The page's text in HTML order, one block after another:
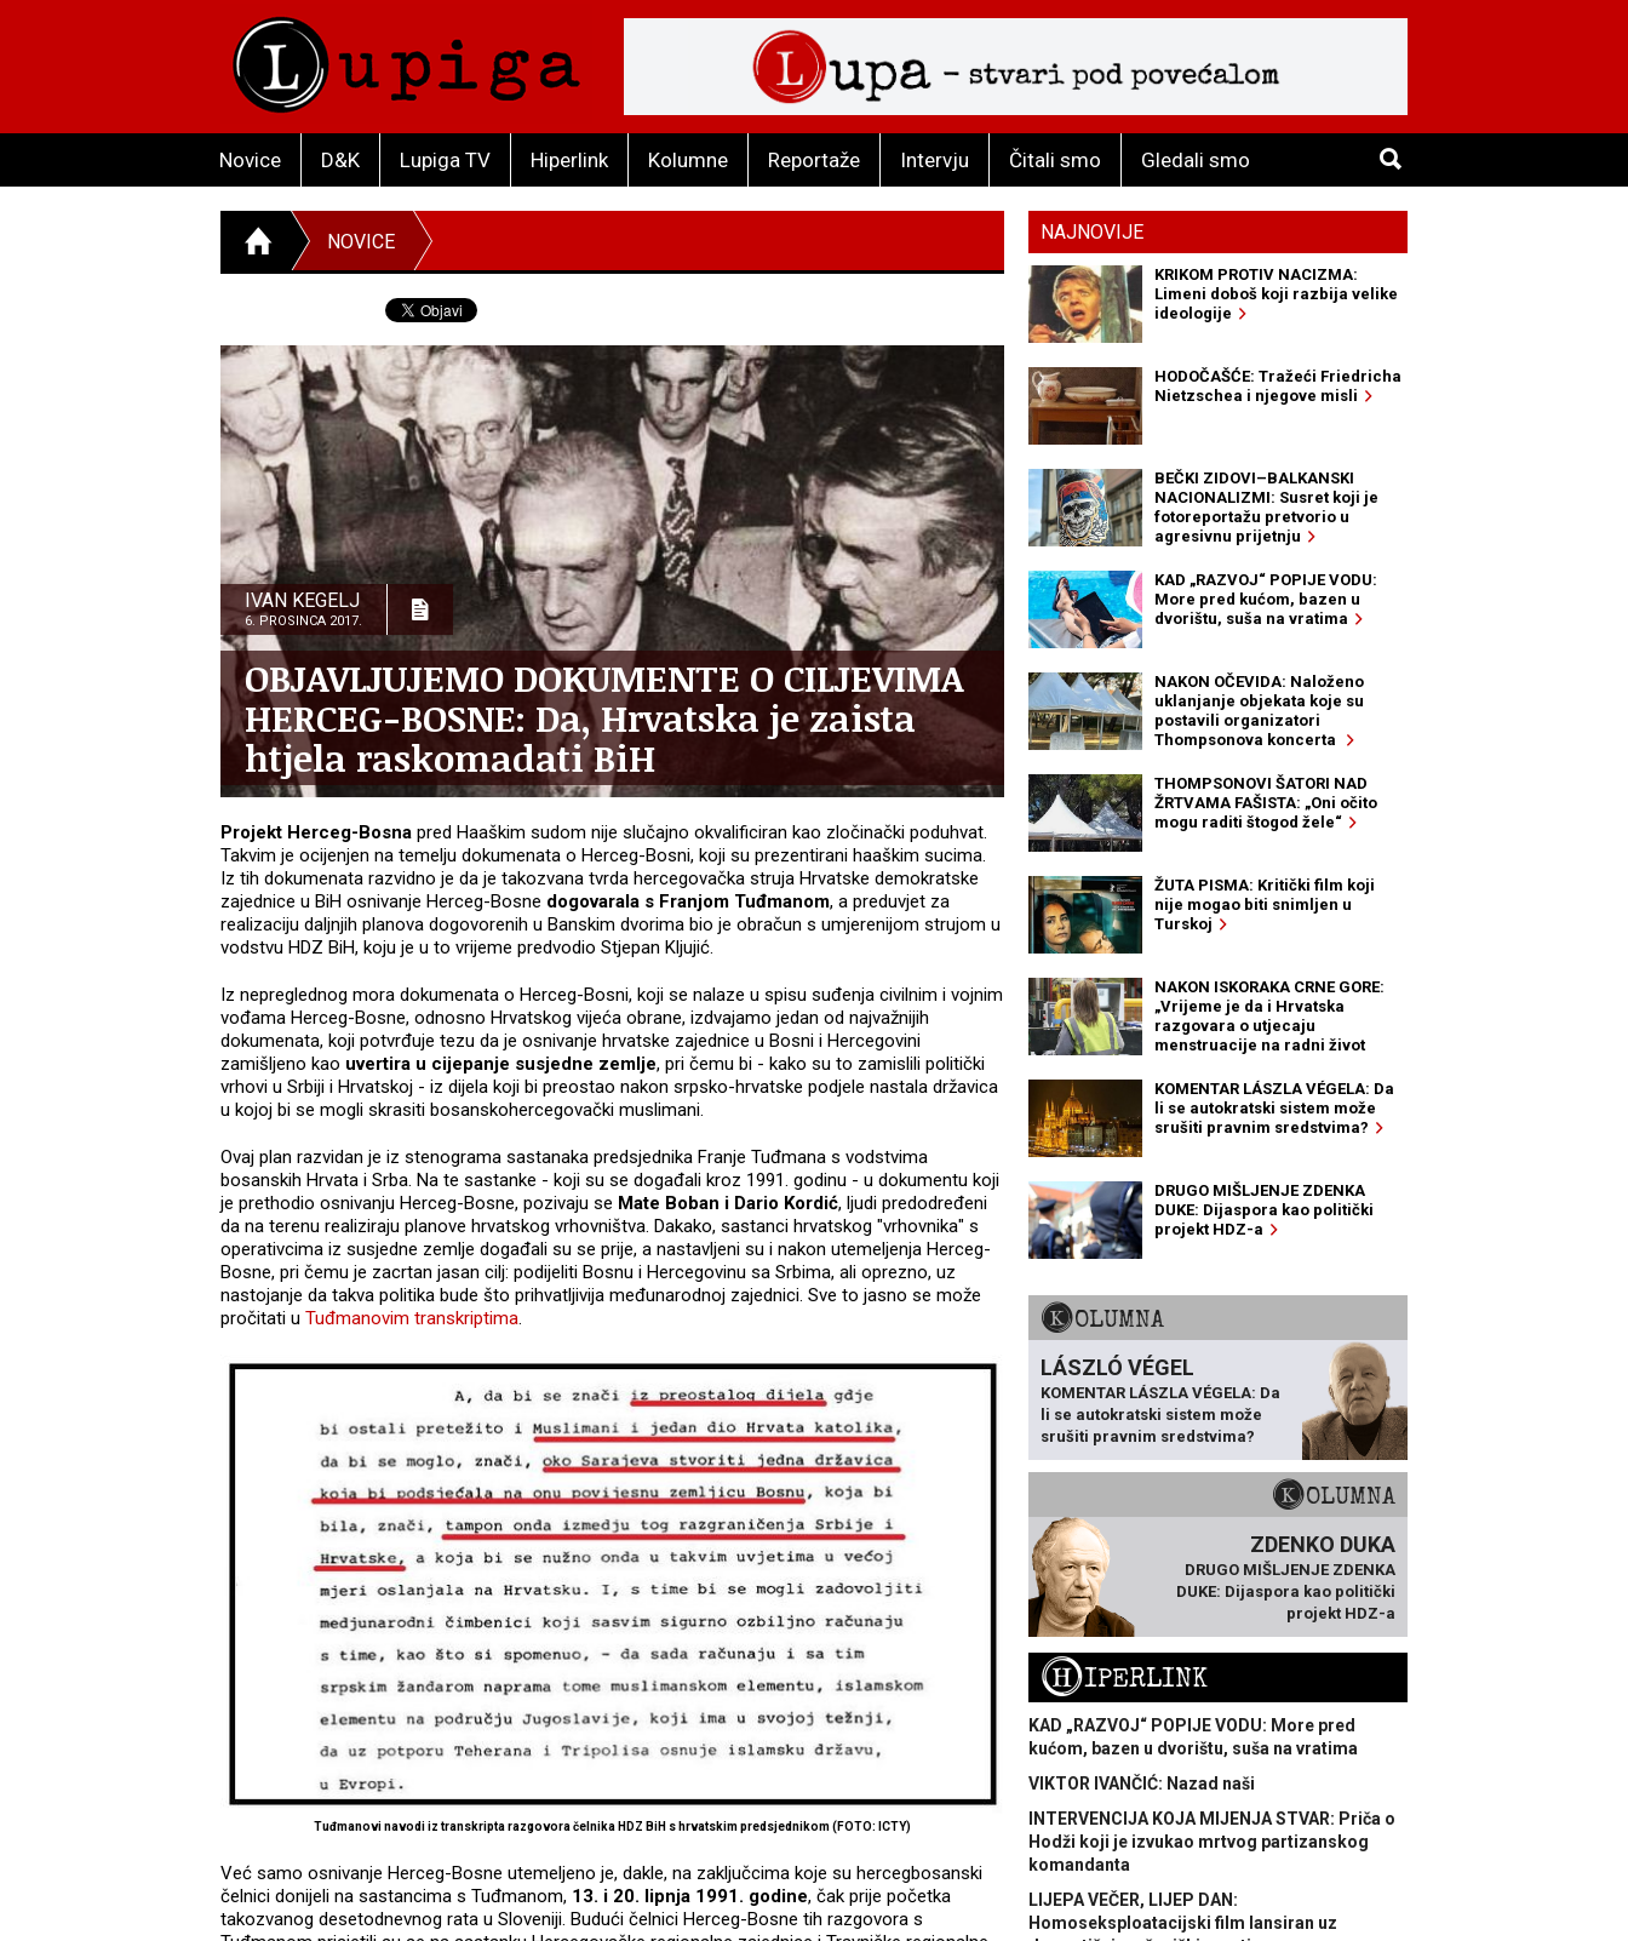
Novice D&K Lupiga TV Hiperlink Kolumne Reportaže Intervju Čitali smo Gledali smo
NOVICE
IVAN KEGELJ
6. PROSINCA 2017.
OBJAVLJUJEMO DOKUMENTE O CILJEVIMA
HERCEG-BOSNE: Da, Hrvatska je zaista
htjela raskomadati BiH
Projekt Herceg-Bosna pred Haaškim sudom nije slučajno okvalificiran kao zločinački poduhvat.
Takvim je ocijenjen na temelju dokumenata o Herceg-Bosni, koji su prezentirani haaškim sucima.
Iz tih dokumenata razvidno je da je takozvana tvrda hercegovačka struja Hrvatske demokratske
zajednice u BiH osnivanje Herceg-Bosne dogovarala s Franjom Tuđmanom, a preduvjet za
realizaciju daljnjih planova dogovorenih u Banskim dvorima bio je obračun s umjerenijom strujom u
vodstvu HDZ BiH, koju je u to vrijeme predvodio Stjepan Kljujić.
Iz nepreglednog mora dokumenata o Herceg-Bosni, koji se nalaze u spisu suđenja civilnim i vojnim
vođama Herceg-Bosne, odnosno Hrvatskog vijeća obrane, izdvajamo jedan od najvažnijih
dokumenata, koji potvrđuje tezu da je osnivanje hrvatske zajednice u Bosni i Hercegovini
zamišljeno kao uvertira u cijepanje susjedne zemlje, pri čemu bi - kako su to zamislili politički
vrhovi u Srbiji i Hrvatskoj - iz dijela koji bi preostao nakon srpsko-hrvatske podjele nastala državica
u kojoj bi se mogli skrasiti bosanskohercegovački muslimani.
Ovaj plan razvidan je iz stenograma sastanaka predsjednika Franje Tuđmana s vodstvima
bosanskih Hrvata i Srba. Na te sastanke - koji su se događali kroz 1991. godinu - u dokumentu koji
je prethodio osnivanju Herceg-Bosne, pozivaju se Mate Boban i Dario Kordić, ljudi predodređeni
da na terenu realiziraju planove hrvatskog vrhovništva. Dakako, sastanci hrvatskog "vrhovnika" s
operativcima iz susjedne zemlje događali su se prije, a nastavljeni su i nakon utemeljenja Herceg-
Bosne, pri čemu je zacrtan jasan cilj: podijeliti Bosnu i Hercegovinu sa Srbima, ali oprezno, uz
nastojanje da takva politika bude što prihvatljivija međunarodnoj zajednici. Sve to jasno se može
pročitati u Tuđmanovim transkriptima.
Tuđmanovi navodi iz transkripta razgovora čelnika HDZ BiH s hrvatskim predsjednikom (FOTO: ICTY)
Već samo osnivanje Herceg-Bosne utemeljeno je, dakle, na zaključcima koje su hercegbosanski
čelnici donijeli na sastancima s Tuđmanom, 13. i 20. lipnja 1991. godine, čak prije početka
takozvanog desetodnevnog rata u Sloveniji. Budući čelnici Herceg-Bosne tih razgovora s
NAJNOVIJE
KRIKOM PROTIV NACIZMA:
Limeni doboš koji razbija velike
ideologije
HODOČAŠĆE: Tražeći Friedricha
Nietzschea i njegove misli
BEČKI ZIDOVI–BALKANSKI
NACIONALIZMI: Susret koji je
fotoreportažu pretvorio u
agresivnu prijetnju
KAD „RAZVOJ“ POPIJE VODU:
More pred kućom, bazen u
dvorištu, suša na vratima
NAKON OČEVIDA: Naloženo
uklanjanje objekata koje su
postavili organizatori
Thompsonova koncerta
THOMPSONOVI ŠATORI NAD
ŽRTVAMA FAŠISTA: „Oni očito
mogu raditi štogod žele“
ŽUTA PISMA: Kritički film koji
nije mogao biti snimljen u
Turskoj
NAKON ISKORAKA CRNE GORE:
„Vrijeme je da i Hrvatska
razgovara o utjecaju
menstruacije na radni život
KOMENTAR LÁSZLA VÉGELA: Da
li se autokratski sistem može
srušiti pravnim sredstvima?
DRUGO MIŠLJENJE ZDENKA
DUKE: Dijaspora kao politički
projekt HDZ-a
KOLUMNA
LÁSZLÓ VÉGEL
KOMENTAR LÁSZLA VÉGELA: Da
li se autokratski sistem može
srušiti pravnim sredstvima?
KOLUMNA
ZDENKO DUKA
DRUGO MIŠLJENJE ZDENKA
DUKE: Dijaspora kao politički
projekt HDZ-a
HIPERLINK
KAD „RAZVOJ“ POPIJE VODU: More pred
kućom, bazen u dvorištu, suša na vratima
VIKTOR IVANČIĆ: Nazad naši
INTERVENCIJA KOJA MIJENJA STVAR: Priča o
Hodži koji je izvukao mrtvog partizanskog
komandanta
LIJEPA VEČER, LIJEP DAN:
Homoseksploatacijski film lansiran uz